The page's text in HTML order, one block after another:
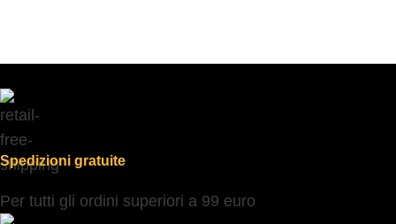
Spedizioni gratuite
Per tutti gli ordini superiori a 99 euro